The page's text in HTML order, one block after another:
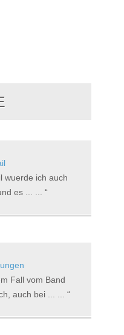
wuerde ich auch
es ... ...
Fall vom Band
auch bei ... ...